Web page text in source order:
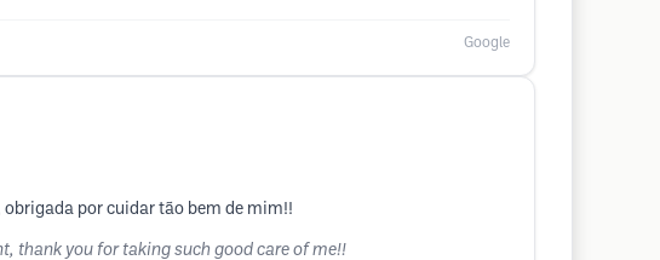
Google
por cuidar tão bem de mim!!
thank you for taking such good care of me!!